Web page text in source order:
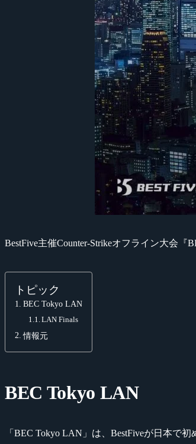
BestFive主催Counter-Strikeオフライン大会『
トピック
BEC Tokyo LAN
LAN Finals
情報元
BEC Tokyo LAN
「BEC Tokyo LAN」は、BestFiveが日本で